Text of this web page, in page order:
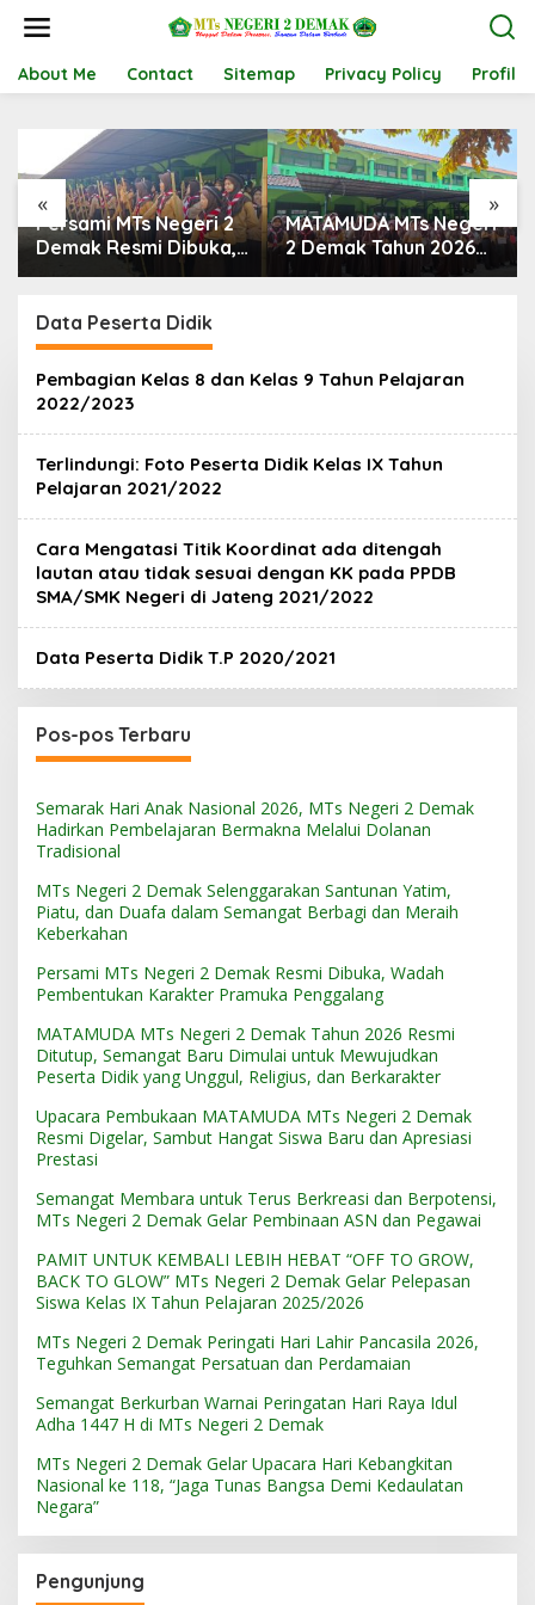
t
About Me Contact Sitemap Privacy Policy Profil
« »
Persami MTs Negeri 2
Demak Resmi Dibuka,
Wadah Pembentukan
Penggalang
MATAMUDA MTs Negeri
2 Demak Tahun 2026
Resmi Ditutup,
Didik yang Unggul,
Religius, dan
Data Peserta Didik
Pembagian Kelas 8 dan Kelas 9 Tahun Pelajaran
2022/2023
Terlindungi: Foto Peserta Didik Kelas IX Tahun
Pelajaran 2021/2022
Cara Mengatasi Titik Koordinat ada ditengah
lautan atau tidak sesuai dengan KK pada PPDB
SMA/SMK Negeri di Jateng 2021/2022
Data Peserta Didik T.P 2020/2021
Pos-pos Terbaru
Semarak Hari Anak Nasional 2026, MTs Negeri 2 Demak
Hadirkan Pembelajaran Bermakna Melalui Dolanan
Tradisional
MTs Negeri 2 Demak Selenggarakan Santunan Yatim,
Piatu, dan Duafa dalam Semangat Berbagi dan Meraih
Keberkahan
Persami MTs Negeri 2 Demak Resmi Dibuka, Wadah
Pembentukan Karakter Pramuka Penggalang
MATAMUDA MTs Negeri 2 Demak Tahun 2026 Resmi
Ditutup, Semangat Baru Dimulai untuk Mewujudkan
Peserta Didik yang Unggul, Religius, dan Berkarakter
Upacara Pembukaan MATAMUDA MTs Negeri 2 Demak
Resmi Digelar, Sambut Hangat Siswa Baru dan Apresiasi
Prestasi
Semangat Membara untuk Terus Berkreasi dan Berpotensi,
MTs Negeri 2 Demak Gelar Pembinaan ASN dan Pegawai
PAMIT UNTUK KEMBALI LEBIH HEBAT “OFF TO GROW,
BACK TO GLOW” MTs Negeri 2 Demak Gelar Pelepasan
Siswa Kelas IX Tahun Pelajaran 2025/2026
MTs Negeri 2 Demak Peringati Hari Lahir Pancasila 2026,
Teguhkan Semangat Persatuan dan Perdamaian
Semangat Berkurban Warnai Peringatan Hari Raya Idul
Adha 1447 H di MTs Negeri 2 Demak
MTs Negeri 2 Demak Gelar Upacara Hari Kebangkitan
Nasional ke 118, “Jaga Tunas Bangsa Demi Kedaulatan
Negara”
Pengunjung